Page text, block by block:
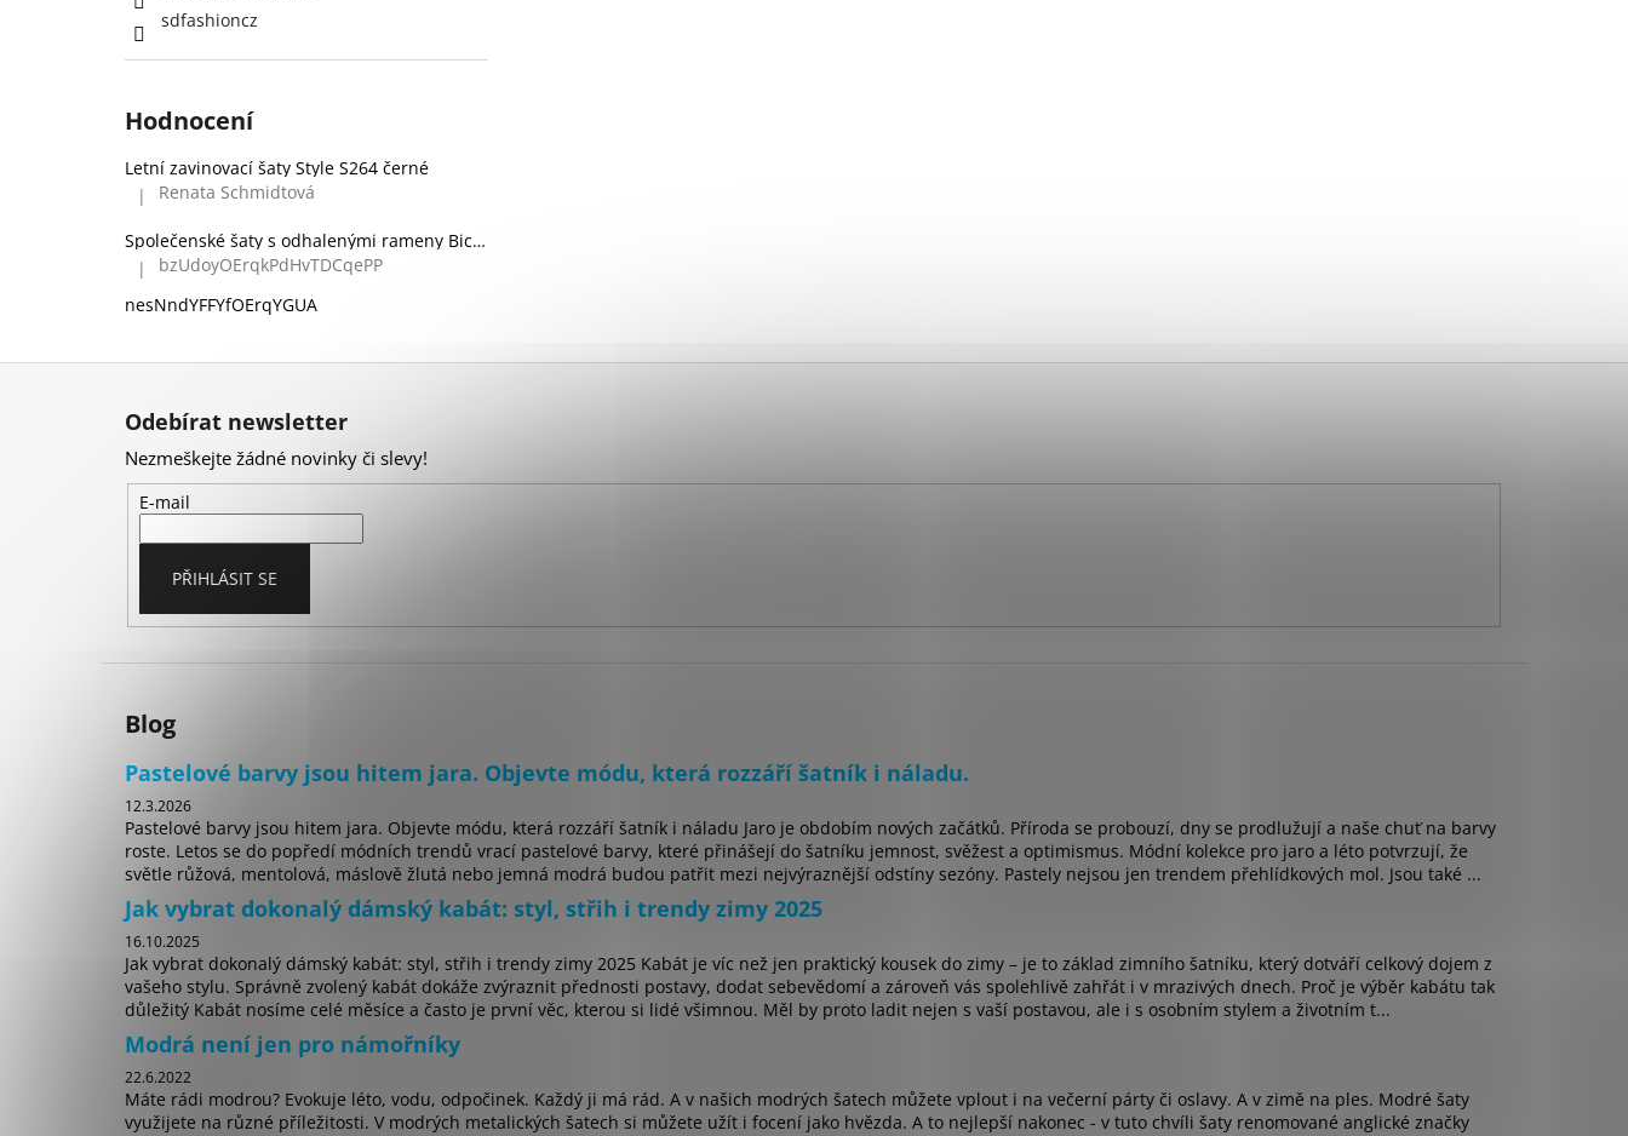
sdfashioncz
Hodnocení
Letní zavinovací šaty Style S264 černé
Hodnocení produktu je 5 z 5 hvězdiček.
| Renata Schmidtová
Společenské šaty s odhalenými rameny Bicotone 336 zelené
Hodnocení produktu je 5 z 5 hvězdiček.
|
bzUdoyOErqkPdHvTDCqePP
nesNndYFFYfOErqYGUA
Z
Odebírat newsletter
Nezmeškejte žádné novinky či slevy!
E-mail
PŘIHLÁSIT SE
Blog
Pastelové barvy jsou hitem jara. Objevte módu, která rozzáří šatník i náladu.
12.3.2026
Pastelové barvy jsou hitem jara. Objevte módu, která rozzáří šatník i náladu Jaro je obdobím nových začátků. Příroda se probouzí, dny se prodlužují a naše chuť na barvy
roste. Letos se do popředí módních trendů vrací pastelové barvy, které přinášejí do šatníku jemnost, svěžest a optimismus. Módní kolekce pro jaro a léto potvrzují, že
světle růžová, mentolová, máslově žlutá nebo jemná modrá budou patřit mezi nejvýraznější odstíny sezóny. Pastely nejsou jen trendem přehlídkových mol. Jsou také ...
Jak vybrat dokonalý dámský kabát: styl, střih i trendy zimy 2025
16.10.2025
Jak vybrat dokonalý dámský kabát: styl, střih i trendy zimy 2025 Kabát je víc než jen praktický kousek do zimy – je to základ zimního šatníku, který dotváří celkový dojem z
vašeho stylu. Správně zvolený kabát dokáže zvýraznit přednosti postavy, dodat sebevědomí a zároveň vás spolehlivě zahřát i v mrazivých dnech. Proč je výběr kabátu tak
důležitý Kabát nosíme celé měsíce a často je první věc, kterou si lidé všimnou. Měl by proto ladit nejen s vaší postavou, ale i s osobním stylem a životním t...
Modrá není jen pro námořníky
22.6.2022
Máte rádi modrou? Evokuje léto, vodu, odpočinek. Každý ji má rád. A v našich modrých šatech můžete vplout i na večerní párty či oslavy. A v zimě na ples. Modré šaty
využijete na různé příležitosti. V modrých metalických šatech si můžete užít i focení jako hvězda. A to nejlepší nakonec - v tuto chvíli šaty renomované anglické značky